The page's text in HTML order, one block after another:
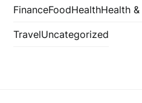
FinanceFoodHealthHealth
TravelUncategorized